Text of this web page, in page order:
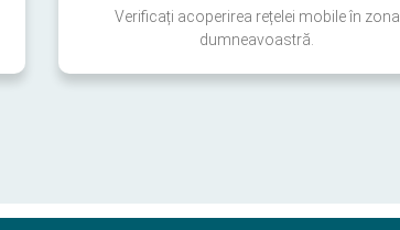
Verificați acoperirea rețelei mobile în zona
dumneavoastră.